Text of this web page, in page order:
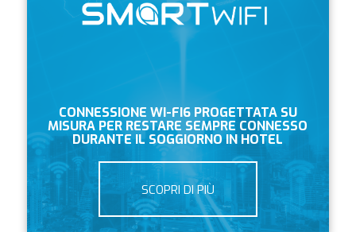
CONNESSIONE WI-FI6 PROGETTATA SU
MISURA PER RESTARE SEMPRE CONNESSO
DURANTE IL SOGGIORNO IN HOTEL
SCOPRI DI PIÙ